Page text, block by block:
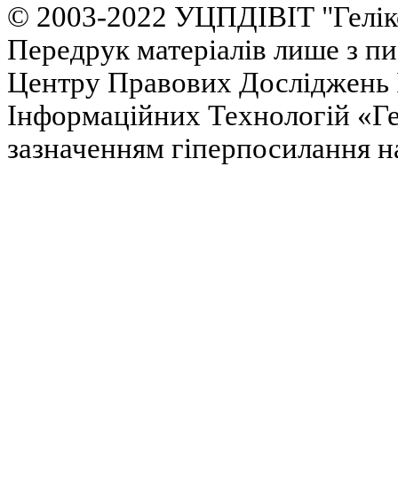
© 2003-2022 УЦПДІВІТ
Передрук матеріалів лише з
Центру Правових Досліджень
Інформаційних Технологій
зазначенням гіперпосилання